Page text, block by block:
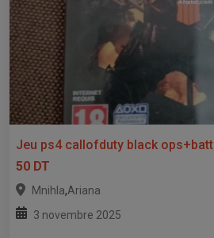
Jeu ps4 callofduty black
50 DT
Mnihla,Ariana
3 novembre 2025